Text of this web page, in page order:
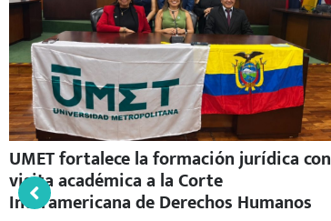
UMET fortalece la formación jurídica con
visita académica a la Corte
Interamericana de Derechos Humanos